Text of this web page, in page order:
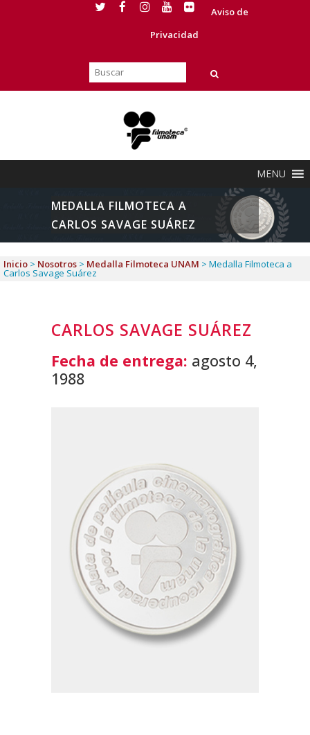
Aviso de
Privacidad
MENU
MEDALLA FILMOTECA A
CARLOS SAVAGE SUÁREZ
Inicio > Nosotros > Medalla Filmoteca UNAM > Medalla Filmoteca a
Carlos Savage Suárez
CARLOS SAVAGE SUÁREZ
Fecha de entrega: agosto 4,
1988